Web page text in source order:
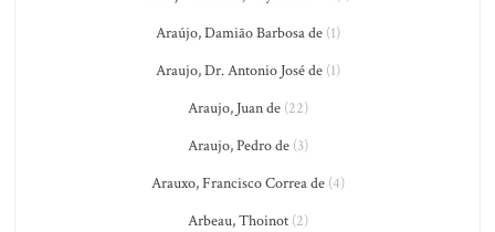
Araújo, Damião Barbosa de(1)
Araujo, Dr. Antonio José de(1)
Araujo, Juan de(22)
Araujo, Pedro de(3)
Arauxo, Francisco Correa de(4)
Arbeau, Thoinot(2)